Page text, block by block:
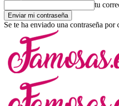
tu
Se te ha enviado una contraseña por